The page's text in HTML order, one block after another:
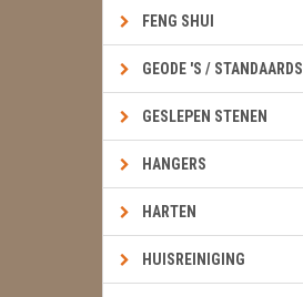
FENG SHUI
GEODE 'S / STANDAARDS
GESLEPEN STENEN
HANGERS
HARTEN
HUISREINIGING